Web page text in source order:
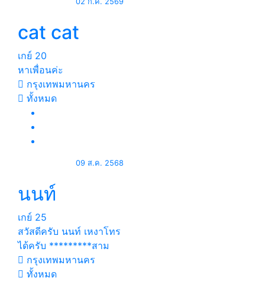
cat cat
เกย์ 20
หาเพื่อนค่ะ
กรุงเทพมหานคร
ทั้งหมด
09 ส.ค. 2568
นนท์
เกย์ 25
สวัสดีครับ นนท์ เหงาโทร
ได้ครับ *********สาม
กรุงเทพมหานคร
ทั้งหมด